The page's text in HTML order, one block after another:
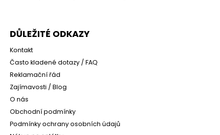
DŮLEŽITÉ ODKAZY
Kontakt
Často kladené dotazy / FAQ
Reklamační řád
Zajímavosti / Blog
O nás
Obchodní podmínky
Podmínky ochrany osobních údajů